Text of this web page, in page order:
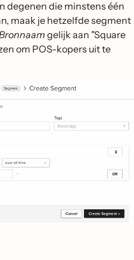
degenen die minstens één
maak je hetzelfde segment
gelijk aan "Square
om POS-kopers uit te